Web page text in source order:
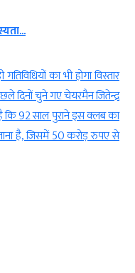
का भी होगा विस्तार
दिनों चुने गए चेयरमैन जितेन्द्र
92 साल पुराने इस क्लब का
है, जिसमें 50 करोड़ रुपए से